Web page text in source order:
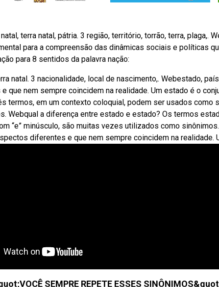
terra natal, pátria. 3 região, território, torrão, terra, plaga,.
para a compreensão das dinâmicas sociais e políticas
para 8 sentidos da palavra nação:
natal. 3 nacionalidade, local de nascimento,. Webestado,
que nem sempre coincidem na realidade. Um estado é o
termos, em um contexto coloquial, podem ser usados
Webqual a diferença entre estado e estado? Os termos
“e” minúsculo, são muitas vezes utilizados como
diferentes e que nem sempre coincidem na realidade.
SEMPRE REPETE ESSES